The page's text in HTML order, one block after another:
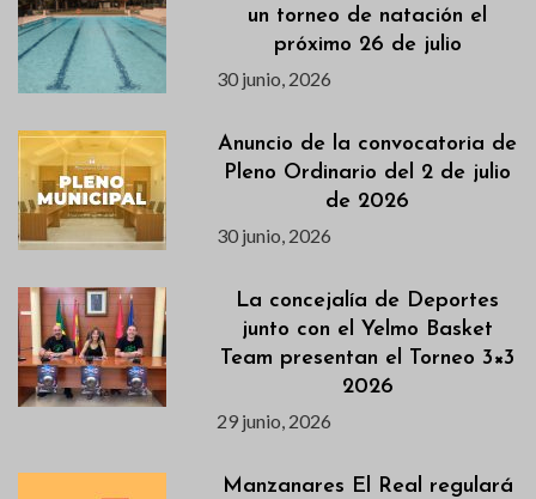
un torneo de natación el
próximo 26 de julio
30 junio, 2026
Anuncio de la convocatoria de
Pleno Ordinario del 2 de julio
de 2026
30 junio, 2026
La concejalía de Deportes
junto con el Yelmo Basket
Team presentan el Torneo 3×3
2026
29 junio, 2026
Manzanares El Real regulará